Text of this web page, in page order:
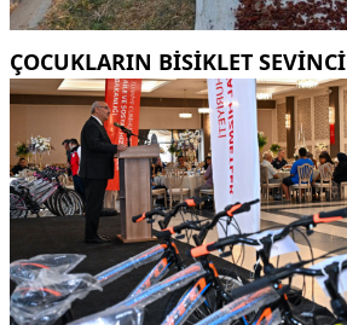
ÇOCUKLARIN BISIKLET SEVINCI